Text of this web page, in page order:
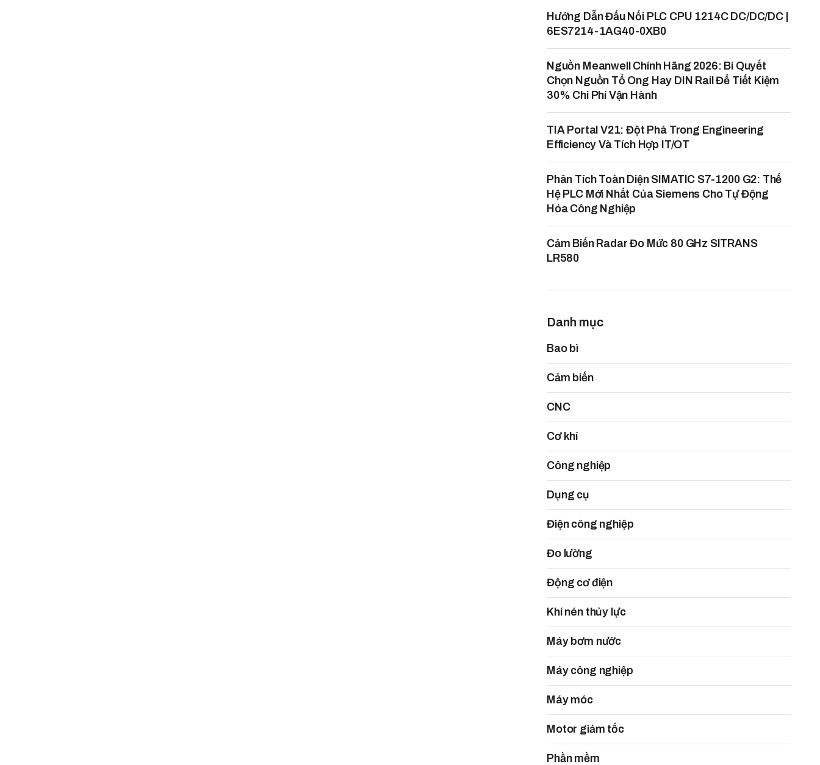
Hướng Dẫn Đấu Nối PLC CPU 1214C DC/DC/DC |
6ES7214-1AG40-0XB0
Nguồn Meanwell Chính Hãng 2026: Bí Quyết
Chọn Nguồn Tổ Ong Hay DIN Rail Để Tiết Kiệm
30% Chi Phí Vận Hành
TIA Portal V21: Đột Phá Trong Engineering
Efficiency Và Tích Hợp IT/OT
Phân Tích Toàn Diện SIMATIC S7-1200 G2: Thế
Hệ PLC Mới Nhất Của Siemens Cho Tự Động
Hóa Công Nghiệp
Cảm Biến Radar Đo Mức 80 GHz SITRANS
LR580
Danh mục
Bao bì
Cảm biến
CNC
Cơ khí
Công nghiệp
Dụng cụ
Điện công nghiệp
Đo lường
Động cơ điện
Khí nén thủy lực
Máy bơm nước
Máy công nghiệp
Máy móc
Motor giảm tốc
Phần mềm